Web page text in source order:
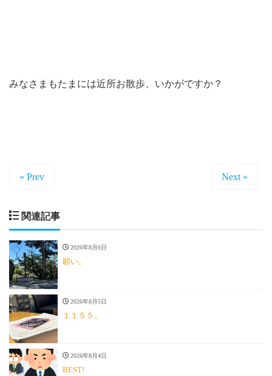
みなさまもたまには近所お散歩、いかがですか？
« Prev Next »
関連記事
2026年8月6日
願い。
2026年8月5日
１１５５。
2026年8月4日
BEST!